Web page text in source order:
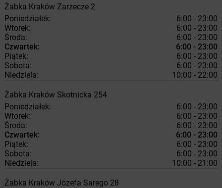
Żabka Kraków Zarzecze 2
Poniedziałek:
6:00 - 23:00
Wtorek:
6:00 - 23:00
Środa:
6:00 - 23:00
Czwartek:
6:00 - 23:00
Piątek:
6:00 - 23:00
Sobota:
6:00 - 23:00
Niedziela:
10:00 - 22:00
Żabka Kraków Skotnicka 254
Poniedziałek:
6:00 - 23:00
Wtorek:
6:00 - 23:00
Środa:
6:00 - 23:00
Czwartek:
6:00 - 23:00
Piątek:
6:00 - 23:00
Sobota:
6:00 - 23:00
Niedziela:
10:00 - 21:00
Żabka Kraków Józefa Sarego 28